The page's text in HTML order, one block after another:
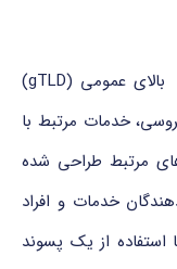
دامنه .wedding یکی از دامنه های سطح بالای عمومی (gTLD)
خدمات مرتبط با
مرتبط طراحی شده
خدمات و افراد
از یک پسوند